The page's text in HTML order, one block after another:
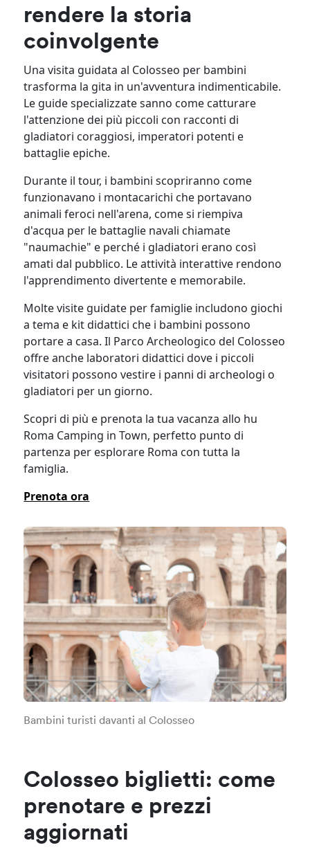
rendere la storia
coinvolgente
Una visita guidata al Colosseo per bambini
trasforma la gita in un'avventura indimenticabile.
Le guide specializzate sanno come catturare
l'attenzione dei più piccoli con racconti di
gladiatori coraggiosi, imperatori potenti e
battaglie epiche.
Durante il tour, i bambini scopriranno come
funzionavano i montacarichi che portavano
animali feroci nell'arena, come si riempiva
d'acqua per le battaglie navali chiamate
"naumachie" e perché i gladiatori erano così
amati dal pubblico. Le attività interattive rendono
l'apprendimento divertente e memorabile.
Molte visite guidate per famiglie includono giochi
a tema e kit didattici che i bambini possono
portare a casa. Il Parco Archeologico del Colosseo
offre anche laboratori didattici dove i piccoli
visitatori possono vestire i panni di archeologi o
gladiatori per un giorno.
Scopri di più e prenota la tua vacanza allo hu
Roma Camping in Town, perfetto punto di
partenza per esplorare Roma con tutta la
famiglia.
Prenota ora
Bambini turisti davanti al Colosseo
Colosseo biglietti: come
prenotare e prezzi
aggiornati